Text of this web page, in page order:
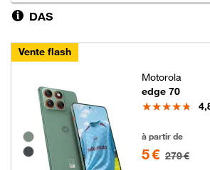
DAS
Vente flash
Groupe de couleurs disponibles non
Motorola
edge 70
à partir de
5 € 279 €